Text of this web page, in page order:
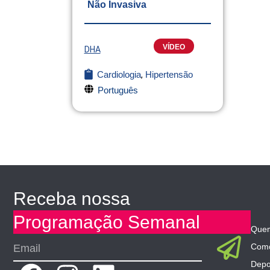
Não Invasiva
DHA VÍDEO
Cardiologia, Hipertensão
Português
Receba nossa
Programação Semanal
Email